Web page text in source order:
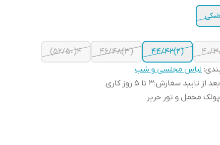
(٢)۴٢/۴۴ (٣)۴۶/۴٨
۴(۵٠/۵٢)
: لباس مجلسی و شب
از تایید سفارش:3 تا 5 روز کاری
پولک مخمل و تور حریر